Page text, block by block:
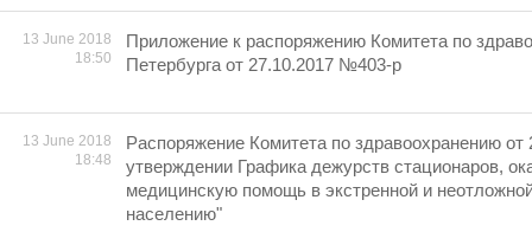
13 June 2018
18:50
Приложение к распоряжению Комитета по
Петербурга от 27.10.2017 №403-р
13 June 2018
18:48
Распоряжение Комитета по здравоохранению
утверждении Графика дежурств стационаров,
медицинскую помощь в экстренной и
населению"